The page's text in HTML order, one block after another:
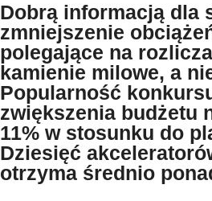
Dobrą informacją dla
zmniejszenie
polegające na
kamienie milowe, a
Popularność
zwiększenia budżetu
11% w stosunku do
Dziesięć
otrzyma średnio